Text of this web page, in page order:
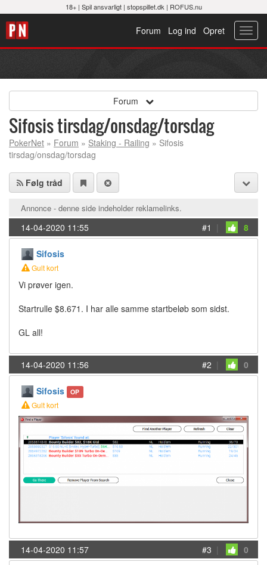
18+ | Spil ansvarligt| stopspillet.dk | ROFUS.nu
Opret
Log ind
Forum
Forum
Sifosis tirsdag/onsdag/torsdag
PokerNet » Forum » Staking - Railing » Sifosis
tirsdag/onsdag/torsdag
Følg tråd
Annonce - denne side indeholder reklamelinks.
14-04-2020 11:55 #1 | 8
Sifosis
Gult kort
Vi prøver igen.
Startrulle $8.671. I har alle samme startbeløb som sidst.
GL all!
14-04-2020 11:56 #2 | 0
Sifosis OP
Gult kort
14-04-2020 11:57 #3 | 0